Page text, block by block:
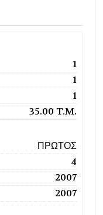
1
1
1
35.00 T.M.
ΠΡΩΤΟΣ
4
2007
2007